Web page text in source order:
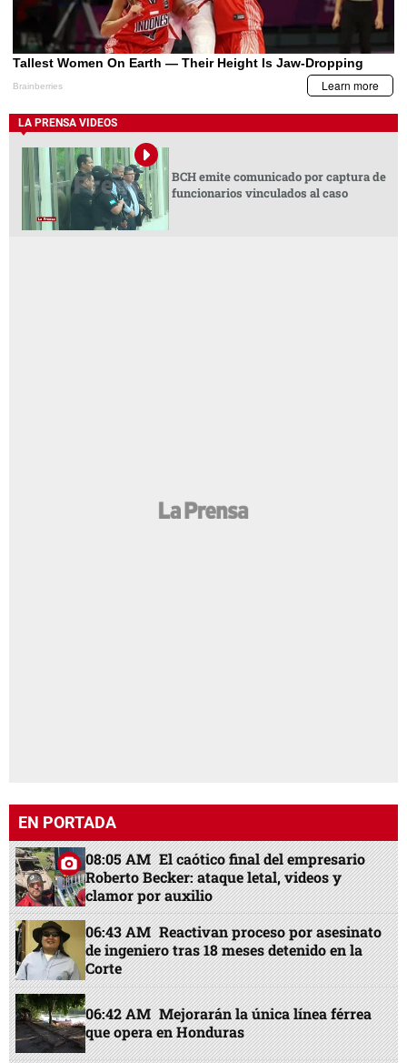
LA PRENSA VIDEOS
BCH emite comunicado por captura de
funcionarios vinculados al caso
EN PORTADA
08:05 AM El caótico final del empresario
Roberto Becker: ataque letal, videos y
clamor por auxilio
06:43 AM Reactivan proceso por asesinato
de ingeniero tras 18 meses detenido en la
Corte
06:42 AM Mejorarán la única línea férrea
que opera en Honduras